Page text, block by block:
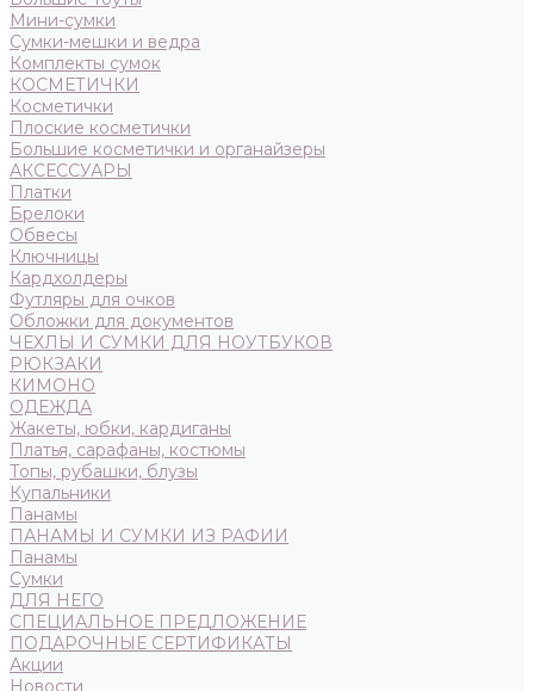
Мини-сумки
Сумки-мешки и ведра
Комплекты сумок
КОСМЕТИЧКИ
Косметички
Плоские косметички
Большие косметички и органайзеры
АКСЕССУАРЫ
Платки
Брелоки
Обвесы
Ключницы
Кардхолдеры
Футляры для очков
Обложки для документов
ЧЕХЛЫ И СУМКИ ДЛЯ НОУТБУКОВ
РЮКЗАКИ
КИМОНО
ОДЕЖДА
Жакеты, юбки, кардиганы
Платья, сарафаны, костюмы
Топы, рубашки, блузы
Купальники
Панамы
ПАНАМЫ И СУМКИ ИЗ РАФИИ
Панамы
Сумки
ДЛЯ НЕГО
СПЕЦИАЛЬНОЕ ПРЕДЛОЖЕНИЕ
ПОДАРОЧНЫЕ СЕРТИФИКАТЫ
Акции
Новости